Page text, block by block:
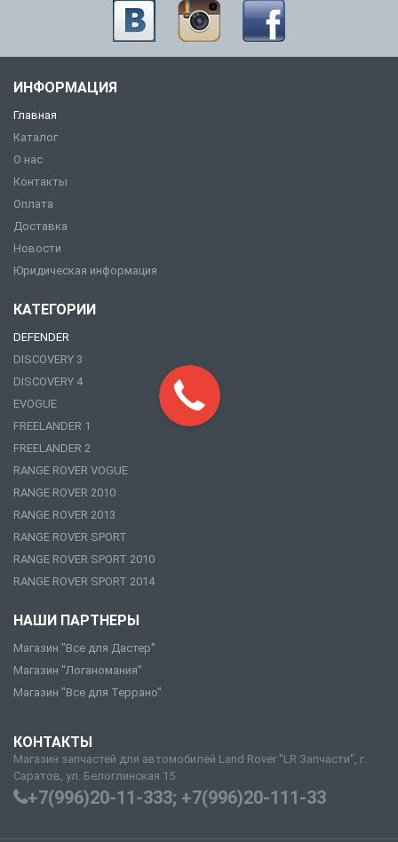
ИНФОРМАЦИЯ
Главная
Каталог
О нас
Контакты
Оплата
Доставка
Новости
Юридическая информация
КАТЕГОРИИ
DEFENDER
DISCOVERY 3
DISCOVERY 4
EVOGUE
FREELANDER 1
FREELANDER 2
RANGE ROVER VOGUE
RANGE ROVER 2010
RANGE ROVER 2013
RANGE ROVER SPORT
RANGE ROVER SPORT 2010
RANGE ROVER SPORT 2014
НАШИ ПАРТНЕРЫ
Магазин "Все для Дастер"
Магазин "Логаномания"
Магазин "Все для Террано"
КОНТАКТЫ
Магазин запчастей для автомобилей Land Rover "LR Запчасти", г.
Саратов, ул. Белоглинская 15
+7(996)20-11-333; +7(996)20-111-33